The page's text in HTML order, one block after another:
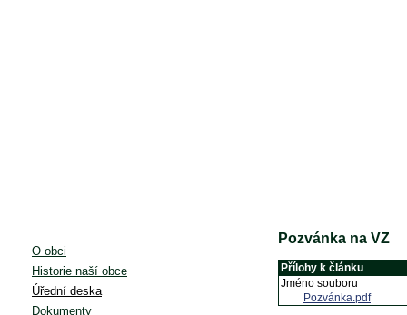
O obci
Historie naší obce
Úřední deska
Dokumenty
Pozvánka na VZ
Přílohy k článku
Jméno souboru
Pozvánka.pdf